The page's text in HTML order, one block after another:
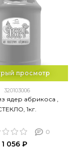
просмотр
320103006
ядер абрикоса ,
1кг.
0
1 056 ₽